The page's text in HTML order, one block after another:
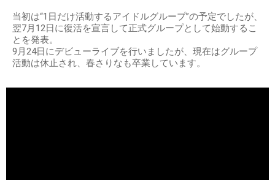
当初は“1日だけ活動するアイドルグループ”の予定でしたが、
翌7月12日に復活を宣言して正式グループとして始動するこ
とを発表。
9月24日にデビューライブを行いましたが、現在はグループ
活動は休止され、春さりなも卒業しています。